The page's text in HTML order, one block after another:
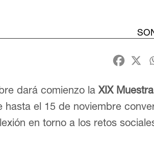
dará comienzo laXIX
hasta el 15 de noviembre
en torno a los retos